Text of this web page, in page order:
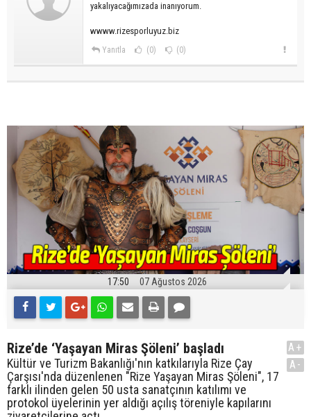
yakalıyacağımızada inanıyorum.
wwww.rizesporluyuz.biz
Yanıtla (0) (0)
17:50 07 Ağustos 2026
Rize’de ‘Yaşayan Miras Şöleni’ başladı
Kültür ve Turizm Bakanlığı'nın katkılarıyla Rize Çay
Çarşısı'nda düzenlenen "Rize Yaşayan Miras Şöleni", 17
farklı ilinden gelen 50 usta sanatçının katılımı ve
protokol üyelerinin yer aldığı açılış töreniyle kapılarını
A+
A-